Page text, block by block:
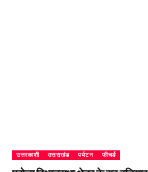
उत्तरकाशी उत्तराखंड पर्यटन फीचर्ड